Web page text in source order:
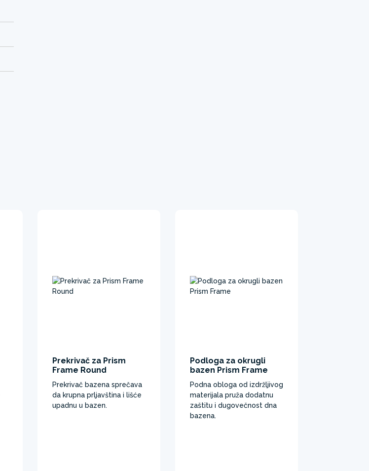
Prekrivač za Prism
Frame Round
Prekrivač bazena sprečava
da krupna prljavština i lišće
upadnu u bazen. ​
Podloga za okrugli
bazen Prism Frame
Podna obloga od izdržljivog
materijala pruža dodatnu
zaštitu i dugovečnost dna
bazena. ​